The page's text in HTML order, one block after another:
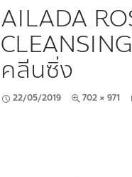
AILADA
คลีนซิ่ง
22/05/2019 702 × 971